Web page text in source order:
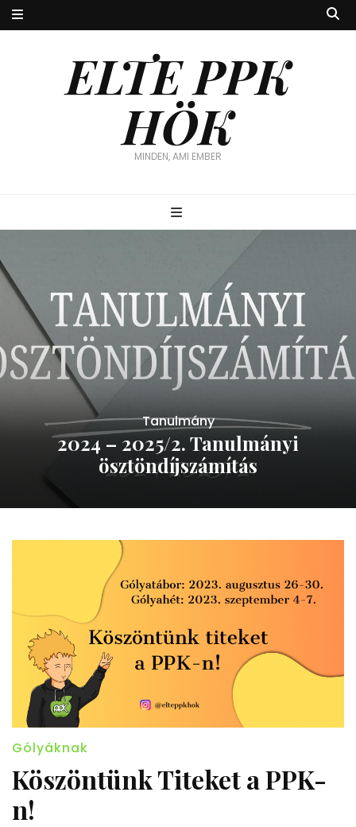
ELTE PPK
HÖK
MINDEN, AMI EMBER
Tanulmány
2024 – 2025/2. Tanulmányi
ösztöndíjszámítás
Gólyáknak
Köszöntünk Titeket a PPK-
n!